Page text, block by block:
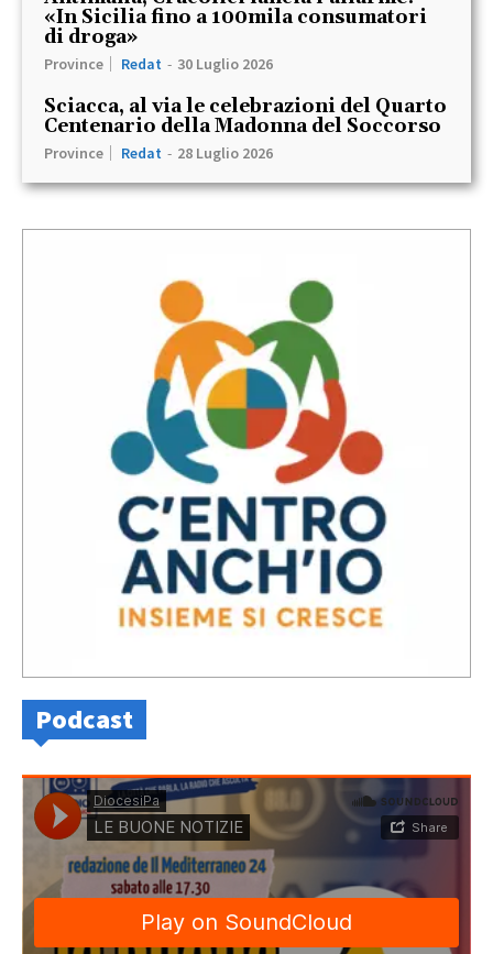
«In Sicilia fino a 100mila consumatori
di droga»
Province Redat - 30 Luglio 2026
Sciacca, al via le celebrazioni del Quarto
Centenario della Madonna del Soccorso
Province Redat - 28 Luglio 2026
Podcast